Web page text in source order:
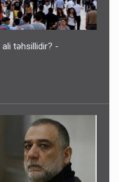
təhsillidir? -